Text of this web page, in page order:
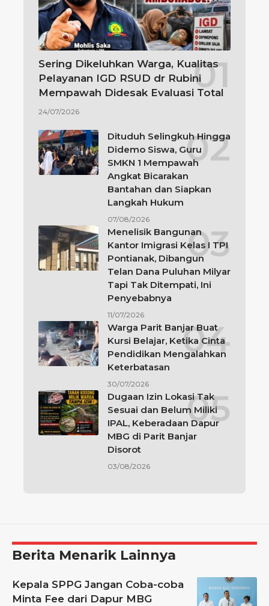
Sering Dikeluhkan Warga, Kualitas
Pelayanan IGD RSUD dr Rubini
Mempawah Didesak Evaluasi Total
24/07/2026
Dituduh Selingkuh Hingga
Didemo Siswa, Guru
SMKN 1 Mempawah
Angkat Bicarakan
Bantahan dan Siapkan
Langkah Hukum
07/08/2026
Menelisik Bangunan
Kantor Imigrasi Kelas I TPI
Pontianak, Dibangun
Telan Dana Puluhan Milyar
Tapi Tak Ditempati, Ini
Penyebabnya
11/07/2026
Warga Parit Banjar Buat
Kursi Belajar, Ketika Cinta
Pendidikan Mengalahkan
Keterbatasan
30/07/2026
Dugaan Izin Lokasi Tak
Sesuai dan Belum Miliki
IPAL, Keberadaan Dapur
MBG di Parit Banjar
Disorot
03/08/2026
Berita Menarik Lainnya
Kepala SPPG Jangan Coba-coba
Minta Fee dari Dapur MBG